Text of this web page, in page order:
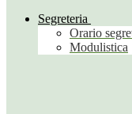
Segreteria
Orario
Modulistica